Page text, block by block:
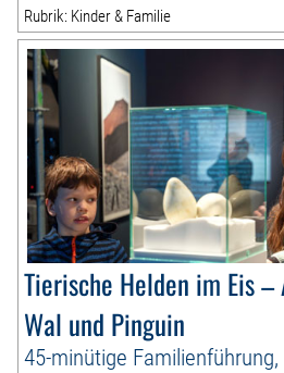
Rubrik: Kinder & Familie
Tierische Helden im Eis –
Wal und Pinguin
45-minütige